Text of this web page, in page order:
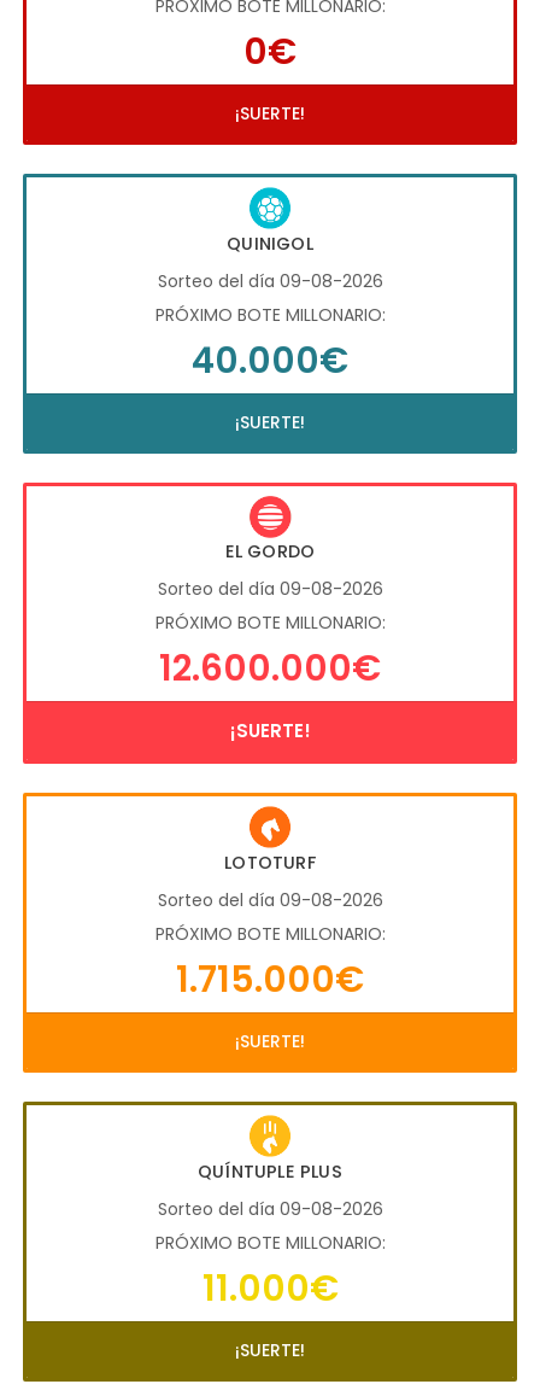
PRÓXIMO BOTE MILLONARIO:
0€
¡SUERTE!
QUINIGOL
Sorteo del día 09-08-2026
PRÓXIMO BOTE MILLONARIO:
40.000€
¡SUERTE!
EL GORDO
Sorteo del día 09-08-2026
PRÓXIMO BOTE MILLONARIO:
12.600.000€
¡SUERTE!
LOTOTURF
Sorteo del día 09-08-2026
PRÓXIMO BOTE MILLONARIO:
1.715.000€
¡SUERTE!
QUÍNTUPLE PLUS
Sorteo del día 09-08-2026
PRÓXIMO BOTE MILLONARIO:
11.000€
¡SUERTE!